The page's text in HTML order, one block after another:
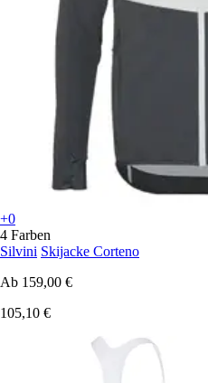
+0
4 Farben
Silvini Skijacke Corteno
Ab 159,00 €
105,10 €